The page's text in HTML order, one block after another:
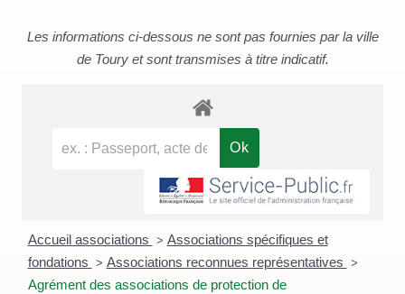
Les informations ci-dessous ne sont pas fournies par la ville
de Toury et sont transmises à titre indicatif.
Accueil associations > Associations spécifiques et
fondations > Associations reconnues représentatives >
Agrément des associations de protection de